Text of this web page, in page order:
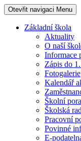
Otevřit navigaci Menu
Základní škola
Aktuality
O naší
Informace
Zápis do
Fotogalerie
Kalendář
Školní
Školská
Pracovní
Povinné
E-